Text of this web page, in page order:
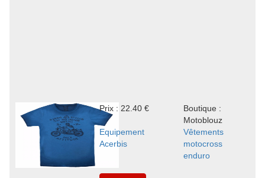
Prix : 22.40 €
Boutique :
Motoblouz
Equipement
Acerbis
Vêtements
motocross
enduro